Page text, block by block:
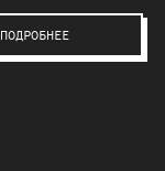
ПОДРОБНЕЕ